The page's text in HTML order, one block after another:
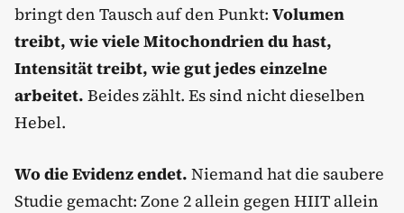
bringt den Tausch auf den Punkt: Volumen
treibt, wie viele Mitochondrien du hast,
Intensität treibt, wie gut jedes einzelne
arbeitet. Beides zählt. Es sind nicht dieselben
Hebel.
Wo die Evidenz endet. Niemand hat die saubere
Studie gemacht: Zone 2 allein gegen HIIT allein